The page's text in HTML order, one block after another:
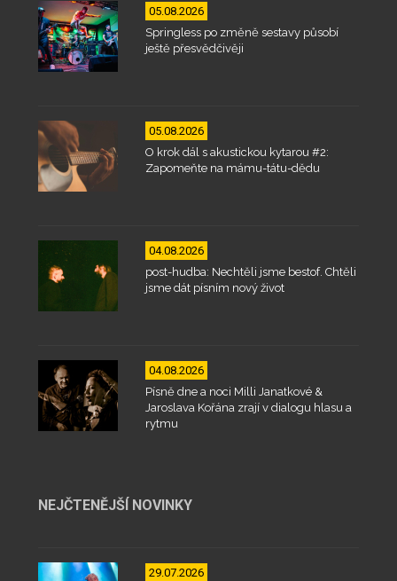
05.08.2026
Springless po změně sestavy působí
ještě přesvědčivěji
05.08.2026
O krok dál s akustickou kytarou #2:
Zapomeňte na mámu-tátu-dědu
04.08.2026
post-hudba: Nechtěli jsme bestof. Chtěli
jsme dát písním nový život
04.08.2026
Písně dne a noci Milli Janatkové &
Jaroslava Kořána zrají v dialogu hlasu a
rytmu
NEJČTENĚJŠÍ NOVINKY
29.07.2026